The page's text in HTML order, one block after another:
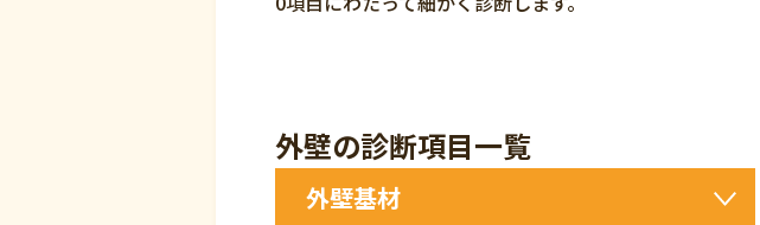
外壁の診断項目一覧
外壁基材